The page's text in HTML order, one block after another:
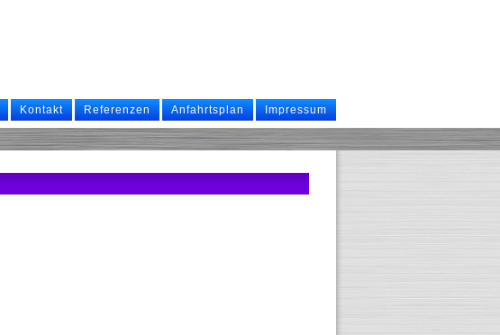
Kontakt Referenzen Anfahrtsplan Impressum